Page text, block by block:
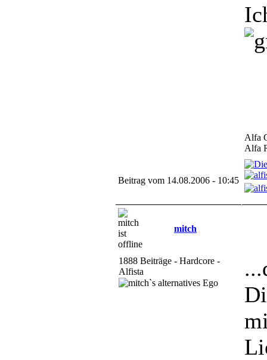
Alfa
Alfa
Beitrag vom 14.08.2006 - 10:45
mitch
1888 Beiträge - Hardcore -
Alfista